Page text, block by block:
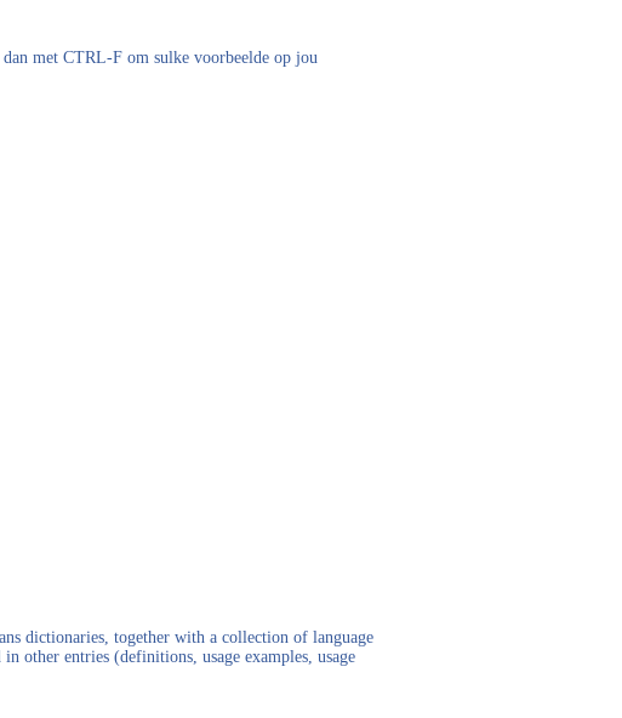
met CTRL-F om sulke voorbeelde op jou
dictionaries, together with a collection of language
other entries (definitions, usage examples, usage